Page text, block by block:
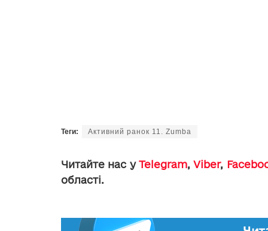
Теги: Активний ранок 11. Zumba
Читайте нас уTelegram,Viber,
області.